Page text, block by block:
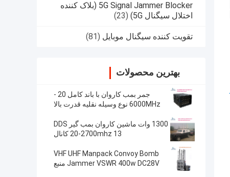
5G Signal Jammer Blocker (بلاک کننده
اختلال سیگنال 5G)
(23)
تقویت کننده سیگنال موبایل (81)
بهترین محصولات
جمر بمب کاروان با باند کامل 20 -
6000MHz نوع وسیله نقلیه قدرت بالا
1300 وات ماشین کاروان بمب گیر DDS
20-2700mhz 13 کانال
VHF UHF Manpack Convoy Bomb
Jammer VSWR 400w DC28V منبع